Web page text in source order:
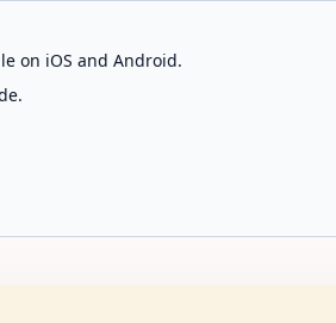
on iOS and Android.